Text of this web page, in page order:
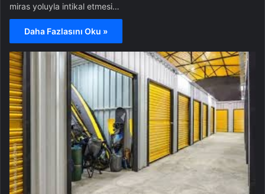
miras yoluyla intikal etmesi…
Daha Fazlasını Oku »